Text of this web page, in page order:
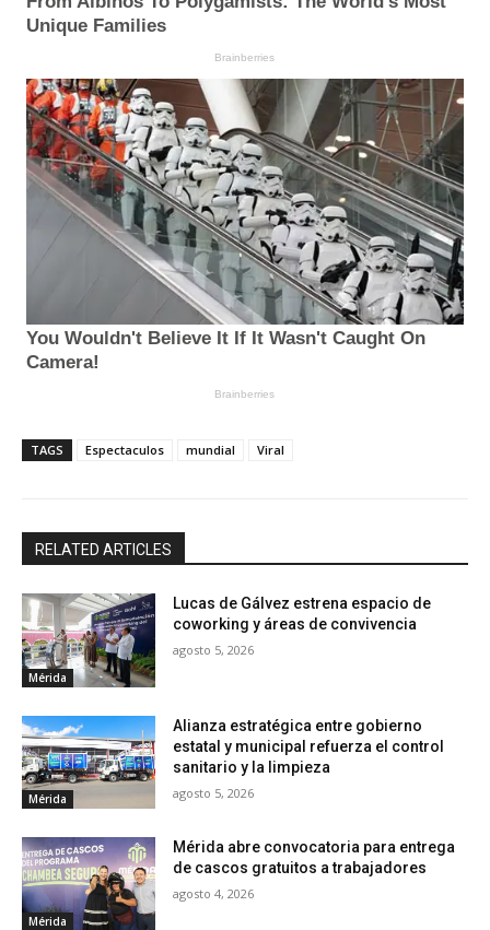
TAGS Espectaculos mundial Viral
RELATED ARTICLES
Mérida
Lucas de Gálvez estrena espacio de
coworking y áreas de convivencia
agosto 5, 2026
Mérida
Alianza estratégica entre gobierno
estatal y municipal refuerza el control
sanitario y la limpieza
agosto 5, 2026
Mérida
Mérida abre convocatoria para entrega
de cascos gratuitos a trabajadores
agosto 4, 2026